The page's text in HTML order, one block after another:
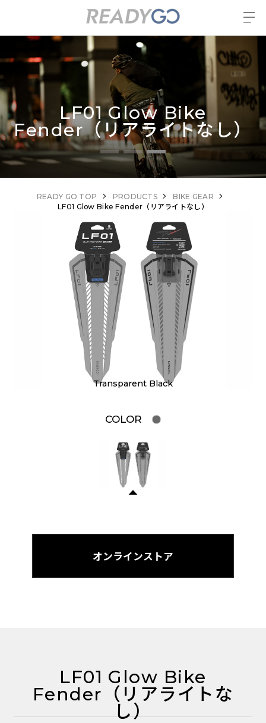
LF01 Glow Bike
Fender（リアライトなし）
READY GO TOP PRODUCTS
BIKE GEAR
LF01 Glow Bike Fender（リアライトなし）
Transparent Black
COLOR
オンラインストア
LF01 Glow Bike
Fender（リアライトな
し）